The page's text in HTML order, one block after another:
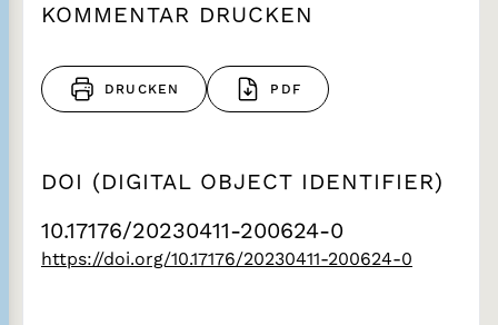
KOMMENTAR DRUCKEN
DRUCKEN PDF
DOI (DIGITAL OBJECT IDENTIFIER)
10.17176/20230411-200624-0
https://doi.org/10.17176/20230411-200624-0